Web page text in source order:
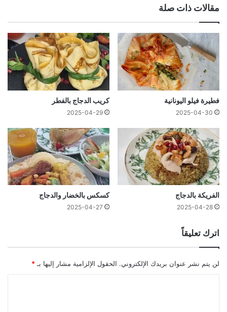
مقالات ذات صلة
فطيرة فيلو اليونانية
2025-04-30
كريب الدجاج بالفطر
2025-04-29
الفريكة بالدجاج
2025-04-28
كسكس بالخضار والدجاج
2025-04-27
اترك تعليقاً
لن يتم نشر عنوان بريدك الإلكتروني. الحقول الإلزامية مشار إليها بـ *